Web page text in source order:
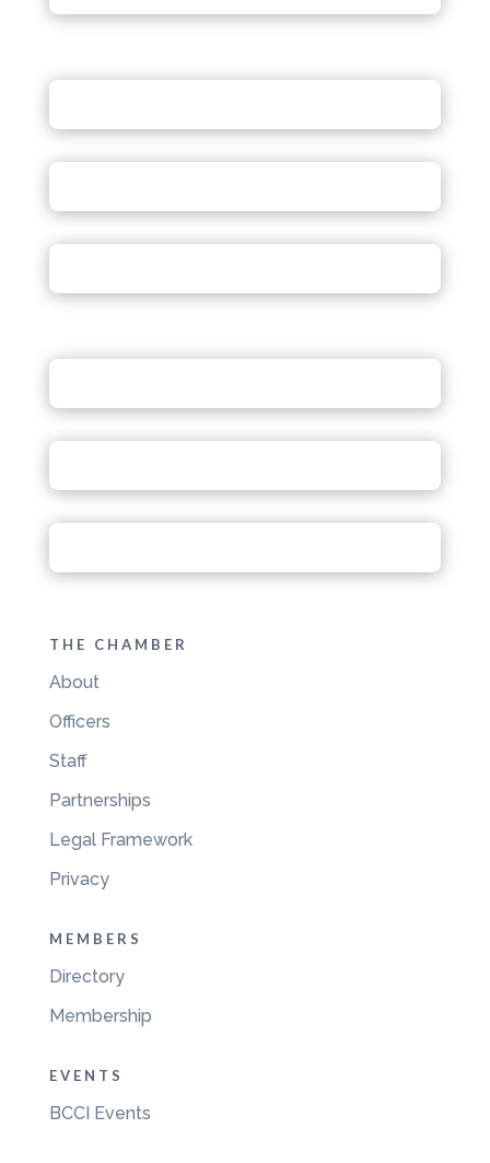
THE CHAMBER
About
Officers
Staff
Partnerships
Legal Framework
Privacy
MEMBERS
Directory
Membership
EVENTS
BCCI Events